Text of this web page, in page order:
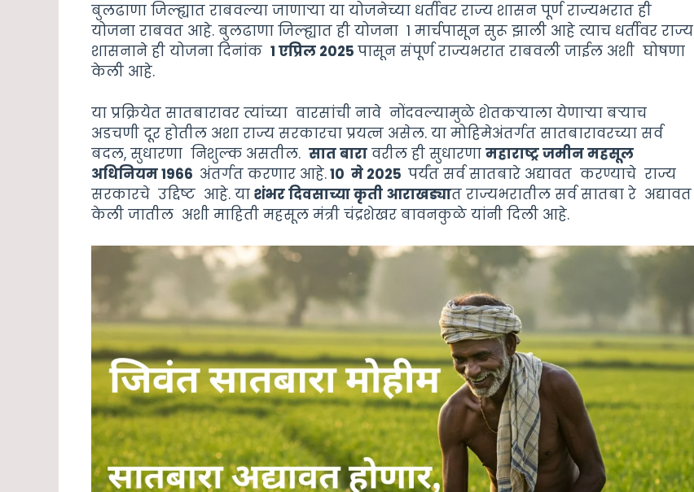
बुलढाणा जिल्ह्यात राबवल्या जाणाऱ्या या योजनेच्या धर्तीवर राज्य शासन पूर्ण राज्यभरात ही
योजना राबवत आहे. बुलढाणा जिल्ह्यात ही योजना 1 मार्चपासून सुरू झाली आहे त्याच धर्तीवर राज्य
शासनाने ही योजना दिनांक 1 एप्रिल 2025 पासून संपूर्ण राज्यभरात राबवली जाईल अशी घोषणा
केली आहे.
या प्रक्रियेत सातबारावर त्यांच्या वारसांची नावे नोंदवल्यामुळे शेतकऱ्याला येणाऱ्या बऱ्याच
अडचणी दूर होतील अशा राज्य सरकारचा प्रयत्न असेल. या मोहिमेअंतर्गत सातबारावरच्या सर्व
बदल, सुधारणा निशुल्क असतील. सात बारा वरील ही सुधारणा महाराष्ट्र जमीन महसूल
अधिनियम 1966 अंतर्गत करणार आहे.10 मे 2025 पर्यंत सर्व सातबारे अद्यावत करण्याचे राज्य
सरकारचे उद्दिष्ट आहे. या शंभर दिवसाच्या कृती आराखड्यात राज्यभरातील सर्व सातबा रे अद्यावत
केली जातील अशी माहिती महसूल मंत्री चंद्रशेखर बावनकुळे यांनी दिली आहे.